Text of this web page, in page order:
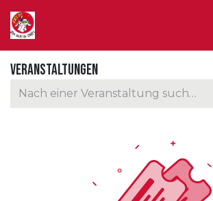
Veranstaltungen